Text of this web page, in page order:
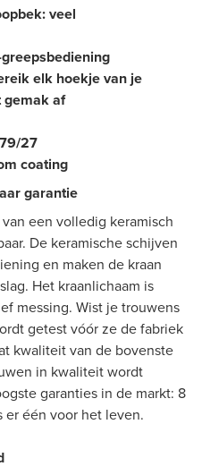
veel
elk hoekje van je
gemak af
27
coating
garantie
een volledig keramisch
De keramische schijven
en maken de kraan
Het kraanlichaam is
messing. Wist je trouwens
getest vóór ze de fabriek
kwaliteit van de bovenste
in kwaliteit wordt
garanties in de markt: 8
er één voor het leven.